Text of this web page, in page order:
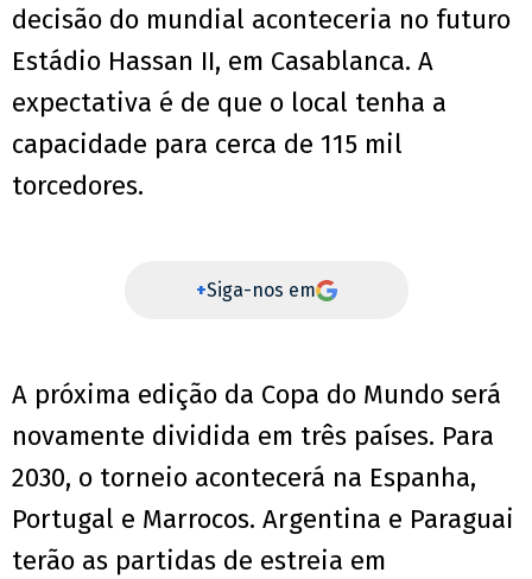
decisão do mundial aconteceria no futuro
Estádio Hassan II, em Casablanca. A
expectativa é de que o local tenha a
capacidade para cerca de 115 mil
torcedores.
+Siga-nos em
A próxima edição da Copa do Mundo será
novamente dividida em três países. Para
2030, o torneio acontecerá na Espanha,
Portugal e Marrocos. Argentina e Paraguai
terão as partidas de estreia em